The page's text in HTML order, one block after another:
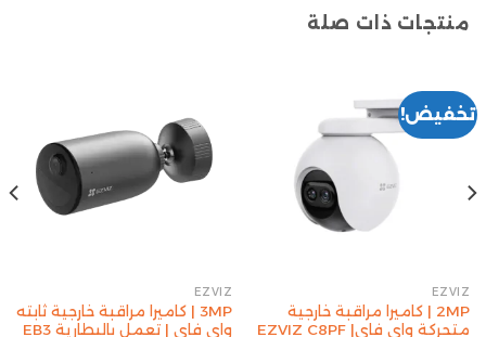
منتجات ذات صلة
تخفيض!
EZVIZ
2MP | كاميرا مراقبة خارجية
متحركة واي فاي| EZVIZ C8PF
EZVIZ
3MP | كاميرا مراقبة خارجية ثابته
واي فاي | تعمل بالبطارية EB3